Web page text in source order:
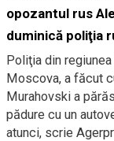
opozantul rus
duminică poliţia
Poliţia din
Moscova, a făcut
Murahovski a
pădure cu un
atunci, scrie